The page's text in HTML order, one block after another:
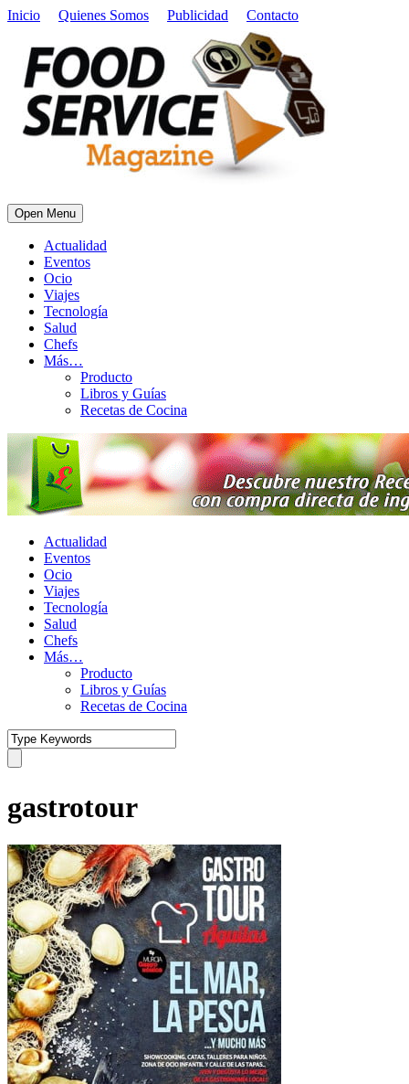
Inicio Quienes Somos Publicidad Contacto
Open Menu
Actualidad
Eventos
Ocio
Viajes
Tecnología
Salud
Chefs
Más…
Producto
Libros y Guías
Recetas de Cocina
Actualidad
Eventos
Ocio
Viajes
Tecnología
Salud
Chefs
Más…
Producto
Libros y Guías
Recetas de Cocina
gastrotour